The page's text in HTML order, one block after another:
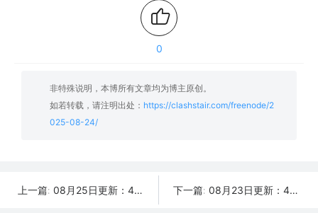
0
非特殊说明，本博所有文章均为博主原创。
如若转载，请注明出处： https://clashstair.com/freenode/2
025-08-24/
上一篇: 08月25日更新：48条可用免费节点 | 2025年SSR/V2ray/Clash订阅链接 下一篇: 08月23日更新：49条可用免费节点 | 2025年SSR/V2ray/Clash订阅链接